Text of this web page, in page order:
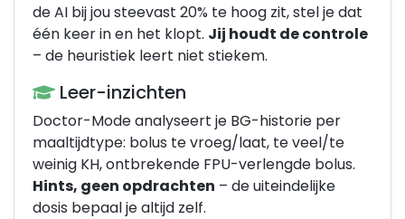
de AI bij jou steevast 20% te hoog zit, stel je dat
één keer in en het klopt. Jij houdt de controle
– de heuristiek leert niet stiekem.
Leer-inzichten
Doctor-Mode analyseert je BG-historie per
maaltijdtype: bolus te vroeg/laat, te veel/te
weinig KH, ontbrekende FPU-verlengde bolus.
Hints, geen opdrachten – de uiteindelijke
dosis bepaal je altijd zelf.